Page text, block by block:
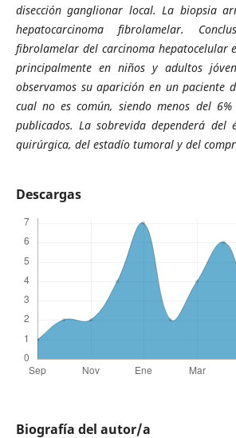
disección ganglionar local. La biopsia
hepatocarcinoma fibrolamelar.
fibrolamelar del carcinoma hepatocelular
principalmente en niños y adultos
observamos su aparición en un paciente
cual no es común, siendo menos del
publicados. La sobrevida dependerá del
quirúrgica, del estadío tumoral y del
Descargas
Biografía del autor/a